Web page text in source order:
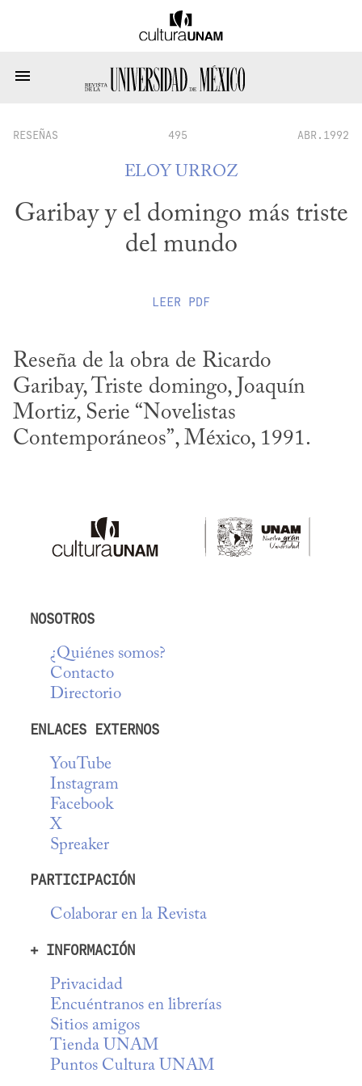
RESEÑAS 495 ABR.1992
ELOY URROZ
Garibay y el domingo más triste
del mundo
LEER PDF
Reseña de la obra de Ricardo
Garibay, Triste domingo, Joaquín
Mortiz, Serie “Novelistas
Contemporáneos”, México, 1991.
NOSOTROS
¿Quiénes somos?
Contacto
Directorio
ENLACES EXTERNOS
YouTube
Instagram
Facebook
X
Spreaker
PARTICIPACIÓN
Colaborar en la Revista
+ INFORMACIÓN
Privacidad
Encuéntranos en librerías
Sitios amigos
Tienda UNAM
Puntos Cultura UNAM